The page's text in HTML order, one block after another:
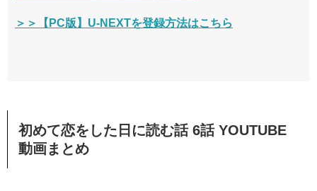
＞＞【PC版】U-NEXTを登録方法はこちら
初めて恋をした日に読む話 6話 YOUTUBE
動画まとめ